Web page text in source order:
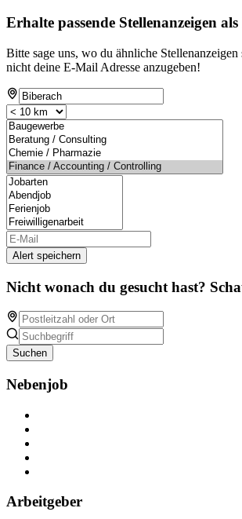
Erhalte passende Stellenanzeigen
Bitte sage uns, wo du ähnliche Stellenanzeigen
nicht deine E-Mail Adresse anzugeben!
Alert speichern
Nicht wonach du gesucht hast?
Suchen
Nebenjob
Arbeitgeber